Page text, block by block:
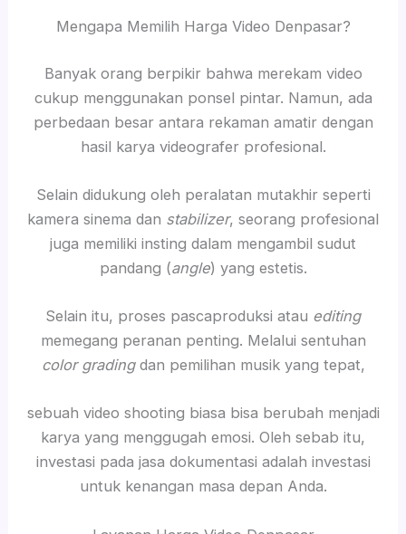
Mengapa Memilih Harga Video Denpasar?
Banyak orang berpikir bahwa merekam video
cukup menggunakan ponsel pintar. Namun, ada
perbedaan besar antara rekaman amatir dengan
hasil karya videografer profesional.
Selain didukung oleh peralatan mutakhir seperti
kamera sinema dan stabilizer, seorang profesional
juga memiliki insting dalam mengambil sudut
pandang (angle) yang estetis.
Selain itu, proses pascaproduksi atau editing
memegang peranan penting. Melalui sentuhan
color gradingdan pemilihan musik yang tepat,
sebuah video shooting biasa bisa berubah menjadi
karya yang menggugah emosi. Oleh sebab itu,
investasi pada jasa dokumentasi adalah investasi
untuk kenangan masa depan Anda.